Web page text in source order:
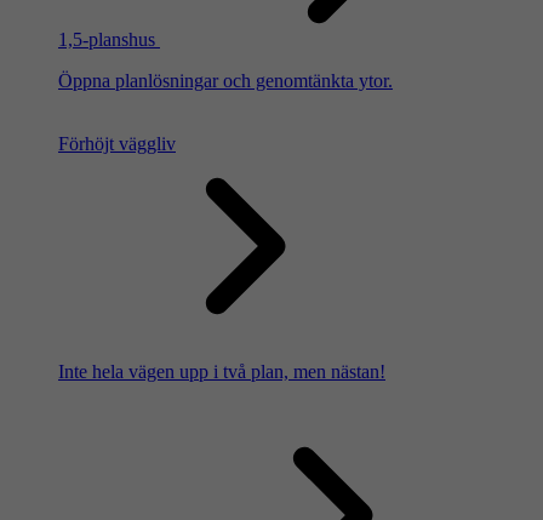
1,5-planshus
Öppna planlösningar och genomtänkta ytor.
Förhöjt väggliv
Inte hela vägen upp i två plan, men nästan!